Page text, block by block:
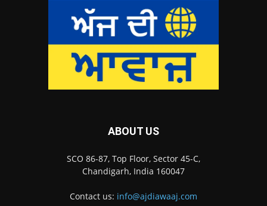
ABOUT US
SCO 86-87, Top Floor, Sector 45-C,
Chandigarh, India 160047
Contact us: info@ajdiawaaj.com